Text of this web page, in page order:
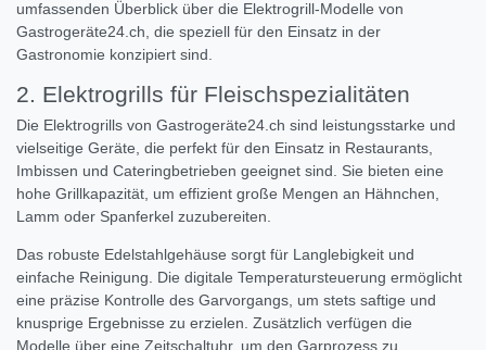
umfassenden Überblick über die Elektrogrill-Modelle von
Gastrogeräte24.ch, die speziell für den Einsatz in der
Gastronomie konzipiert sind.
2. Elektrogrills für Fleischspezialitäten
Die Elektrogrills von Gastrogeräte24.ch sind leistungsstarke und
vielseitige Geräte, die perfekt für den Einsatz in Restaurants,
Imbissen und Cateringbetrieben geeignet sind. Sie bieten eine
hohe Grillkapazität, um effizient große Mengen an Hähnchen,
Lamm oder Spanferkel zuzubereiten.
Das robuste Edelstahlgehäuse sorgt für Langlebigkeit und
einfache Reinigung. Die digitale Temperatursteuerung ermöglicht
eine präzise Kontrolle des Garvorgangs, um stets saftige und
knusprige Ergebnisse zu erzielen. Zusätzlich verfügen die
Modelle über eine Zeitschaltuhr, um den Garprozess zu